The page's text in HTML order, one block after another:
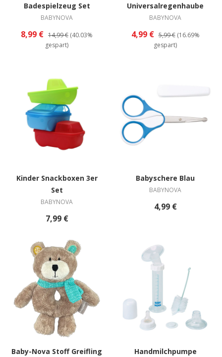
Badespielzeug Set
BABYNOVA
8,99 € 14,99 € (40.03%
gespart)
Universalregenhaube
BABYNOVA
4,99 € 5,99 € (16.69%
gespart)
Kinder Snackboxen 3er
Set
BABYNOVA
7,99 €
Babyschere Blau
BABYNOVA
4,99 €
Baby-Nova Stoff Greifling
Handmilchpumpe